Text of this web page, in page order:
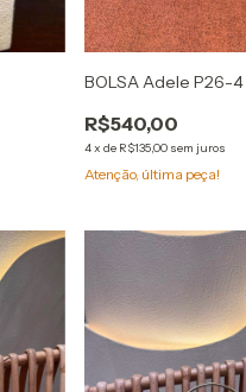
BOLSA Adele P26-4
R$540,00
4xde R$135,00 sem juros
Atenção, última peça!